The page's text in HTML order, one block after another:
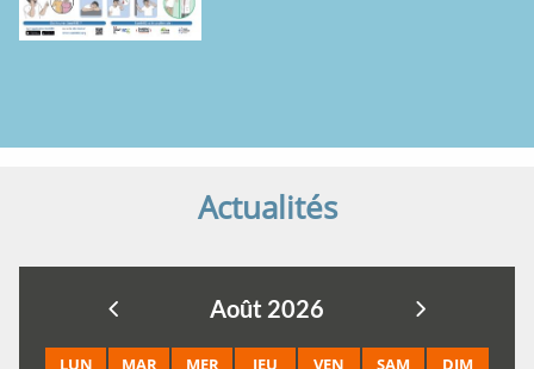
Actualités
Août 2026
LUN MAR MER JEU VEN SAM DIM